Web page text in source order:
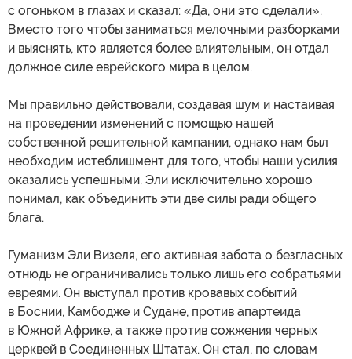
с огоньком в глазах и сказал: «Да, они это сделали».
Вместо того чтобы заниматься мелочными разборками
и выяснять, кто является более влиятельным, он отдал
должное силе еврейского мира в целом.
Мы правильно действовали, создавая шум и настаивая
на проведении изменений с помощью нашей
собственной решительной кампании, однако нам был
необходим истеблишмент для того, чтобы наши усилия
оказались успешными. Эли исключительно хорошо
понимал, как объединить эти две силы ради общего
блага.
Гуманизм Эли Визеля, его активная забота о безгласных
отнюдь не ограничивались только лишь его собратьями
евреями. Он выступал против кровавых событий
в Боснии, Камбодже и Судане, против апартеида
в Южной Африке, а также против сожжения черных
церквей в Соединенных Штатах. Он стал, по словам